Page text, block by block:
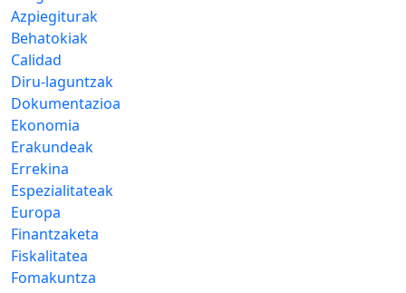
Azpiegiturak
Behatokiak
Calidad
Diru-laguntzak
Dokumentazioa
Ekonomia
Erakundeak
Errekina
Espezialitateak
Europa
Finantzaketa
Fiskalitatea
Fomakuntza